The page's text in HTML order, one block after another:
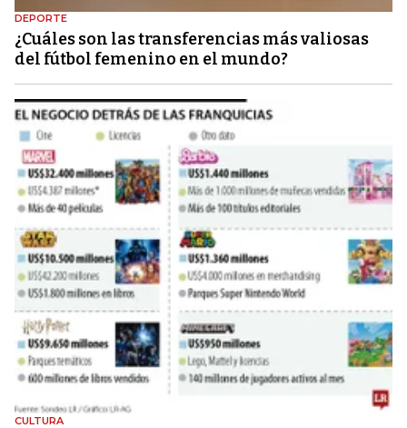
DEPORTE
¿Cuáles son las transferencias más valiosas
del fútbol femenino en el mundo?
CULTURA